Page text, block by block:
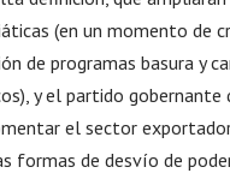
(en un momento de
de programas basura y
y el partido gobernante
el sector
formas de desvío de